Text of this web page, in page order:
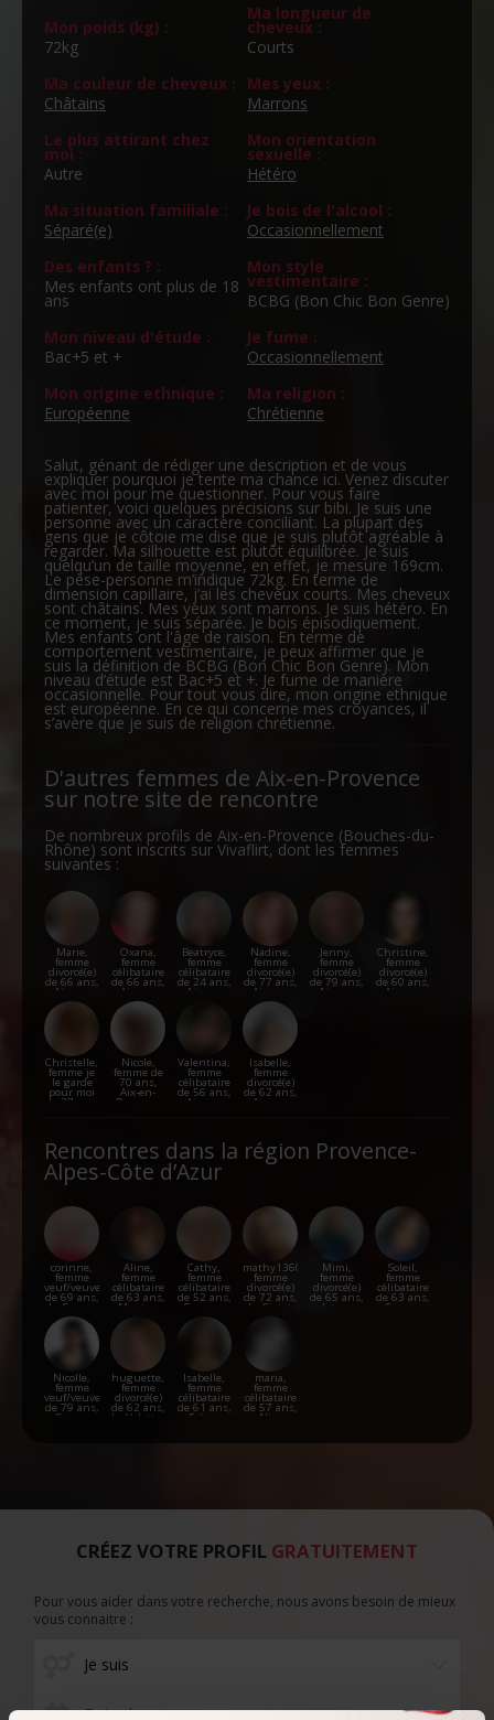
Mon poids (kg) :
72kg
Ma longueur de
cheveux :
Courts
Ma couleur de cheveux :
Châtains
Mes yeux :
Marrons
Le plus attirant chez
moi :
Autre
Mon orientation
sexuelle :
Hétéro
Ma situation familiale :
Séparé(e)
Je bois de l'alcool :
Occasionnellement
Des enfants ? :
Mes enfants ont plus de 18
ans
Mon style
vestimentaire :
BCBG (Bon Chic Bon Genre)
Mon niveau d'étude :
Bac+5 et +
Je fume :
Occasionnellement
Mon origine ethnique :
Européenne
Ma religion :
Chrétienne
Salut, génant de rédiger une description et de vous
expliquer pourquoi je tente ma chance ici. Venez discuter
avec moi pour me questionner. Pour vous faire
patienter, voici quelques précisions sur bibi. Je suis une
personne avec un caractère conciliant. La plupart des
gens que je côtoie me dise que je suis plutôt agréable à
regarder. Ma silhouette est plutôt équilibrée. Je suis
quelqu’un de taille moyenne, en effet, je mesure 169cm.
Le pèse-personne m’indique 72kg. En terme de
dimension capillaire, j’ai les cheveux courts. Mes cheveux
sont châtains. Mes yeux sont marrons. Je suis hétéro. En
ce moment, je suis séparée. Je bois épisodiquement.
Mes enfants ont l'âge de raison. En terme de
comportement vestimentaire, je peux affirmer que je
suis la définition de BCBG (Bon Chic Bon Genre). Mon
niveau d’étude est Bac+5 et +. Je fume de manière
occasionnelle. Pour tout vous dire, mon origine ethnique
est européenne. En ce qui concerne mes croyances, il
s’avère que je suis de religion chrétienne.
D'autres femmes de Aix-en-Provence
sur notre site de rencontre
De nombreux profils de Aix-en-Provence (Bouches-du-
Rhône) sont inscrits sur Vivaflirt, dont les femmes
suivantes :
Marie,
femme
divorcé(e)
de 66 ans,
Aix-en-
Provence
Oxana,
femme
célibataire
de 66 ans,
Aix-en-
Provence
Beatryce,
femme
célibataire
de 24 ans,
Aix-en-
Nadine,
femme
divorcé(e)
de 77 ans,
Aix-en-
Provence
Jenny,
femme
divorcé(e)
de 79 ans,
Aix-en-
Christine,
femme
divorcé(e)
de 60 ans,
Aix-en-
Christelle,
femme je
le garde
pour moi
de 37 ans,
Nicole,
femme de
70 ans,
Aix-en-
Provence
Valentina,
femme
célibataire
de 56 ans,
Aix-en-
Isabelle,
femme
divorcé(e)
de 62 ans,
Aix-en-
Rencontres dans la région Provence-
Alpes-Côte d’Azur
corinne,
femme
veuf/veuve
de 69 ans,
La Seyne-
sur-Mer
Aline,
femme
célibataire
de 63 ans,
Menton
Cathy,
femme
célibataire
de 52 ans,
Sorgues
mathy13600,
femme
divorcé(e)
de 72 ans,
La Ciotat
Mimi,
femme
divorcé(e)
de 65 ans,
Istres
Soleil,
femme
célibataire
de 63 ans,
Gassin
Nicolle,
femme
veuf/veuve
de 79 ans,
Grasse
huguette,
femme
divorcé(e)
de 62 ans,
La Valette-
Isabelle,
femme
célibataire
de 61 ans,
Fréjus
maria,
femme
célibataire
de 57 ans,
Nice
CRÉEZ VOTRE PROFIL GRATUITEMENT
Pour vous aider dans votre recherche, nous avons besoin de mieux
vous connaitre :
Date de naissance